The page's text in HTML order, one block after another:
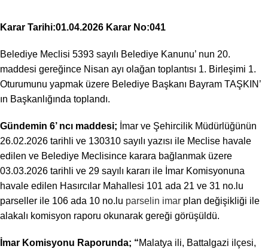
Karar Tarihi:01.04.2026 Karar No:041
Belediye Meclisi 5393 sayılı Belediye Kanunu’ nun 20.
maddesi gereğince Nisan ayı olağan toplantısı 1. Birleşimi 1.
Oturumunu yapmak üzere Belediye Başkanı Bayram TAŞKIN’
ın Başkanlığında toplandı.
Gündemin 6’ ncı maddesi; İmar ve Şehircilik Müdürlüğünün
26.02.2026 tarihli ve 130310 sayılı yazısı ile Meclise havale
edilen ve Belediye Meclisince karara bağlanmak üzere
03.03.2026 tarihli ve 29 sayılı kararı ile İmar Komisyonuna
havale edilen Hasırcılar Mahallesi 101 ada 21 ve 31 no.lu
parseller ile 106 ada 10 no.lu parselin imar plan değişikliği ile
alakalı komisyon raporu okunarak gereği görüşüldü.
İmar Komisyonu Raporunda; “Malatya ili, Battalgazi ilçesi,